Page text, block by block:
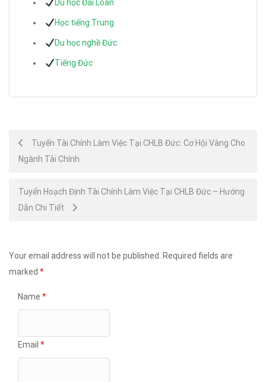
Du học Đài Loan
Học tiếng Trung
Du học nghề Đức
Tiếng Đức
Post
navigation
Tuyển Tài Chính Làm Việc Tại CHLB Đức: Cơ Hội Vàng Cho
Ngành Tài Chính
Tuyển Hoạch Định Tài Chính Làm Việc Tại CHLB Đức – Hướng
Dẫn Chi Tiết
Your email address will not be published. Required fields are
marked *
Name *
Email *